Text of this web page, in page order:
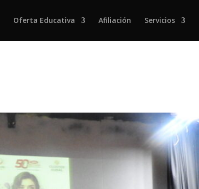
Oferta Educativa Afiliación Servicios